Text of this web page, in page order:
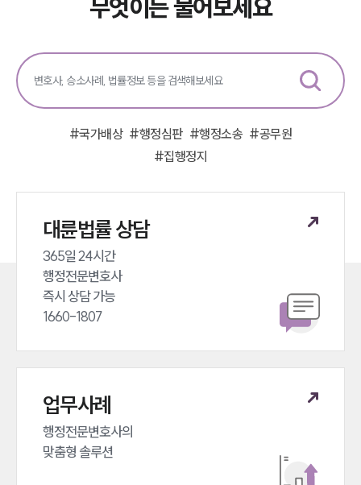
업무분야
헌법·행정·규제·개혁그룹 업무
전체
구성원 소개
행정전문변호사
무엇이든 물어보세요
#국가배상 #행정심판 #행정소송 #공무원
#집행정지
대륜법률 상담
365일 24시간
행정전문변호사
즉시 상담 가능
1660-1807
업무사례
행정전문변호사의
맞춤형 솔루션